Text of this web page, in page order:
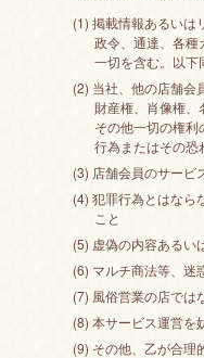
(1) 掲載情報あるいは
政令、通達、各種
一切を含む。以下
(2) 当社、他の店舗会
財産権、肖像権、
その他一切の権
行為またはその恐
(3) 店舗会員のサービ
(4) 犯罪行為とはなら
こと
(5) 虚偽の内容あるい
(6) マルチ商法等、迷
(7) 風俗営業の店では
(8) 本サービス運営を
(9) その他、乙が合理